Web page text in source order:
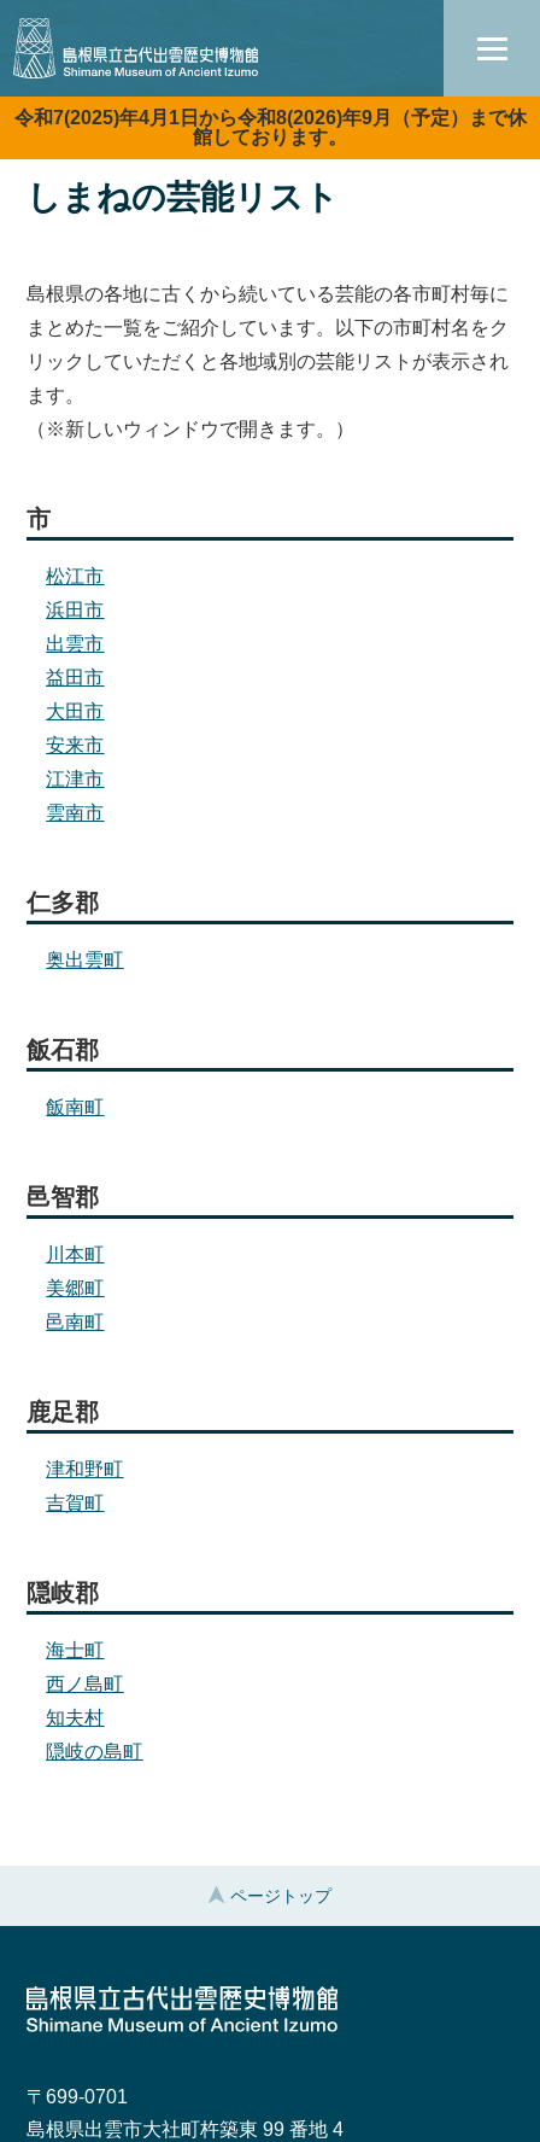
令和7(2025)年4月1日から令和8(2026)年9月（予定）まで休
館しております。
しまねの芸能リスト
島根県の各地に古くから続いている芸能の各市町村毎に
まとめた一覧をご紹介しています。以下の市町村名をク
リックしていただくと各地域別の芸能リストが表示され
ます。
（※新しいウィンドウで開きます。）
市
松江市
浜田市
出雲市
益田市
大田市
安来市
江津市
雲南市
仁多郡
奥出雲町
飯石郡
飯南町
邑智郡
川本町
美郷町
邑南町
鹿足郡
津和野町
吉賀町
隠岐郡
海士町
西ノ島町
知夫村
隠岐の島町
ページトップ
〒699-0701
島根県出雲市大社町杵築東 99 番地 4